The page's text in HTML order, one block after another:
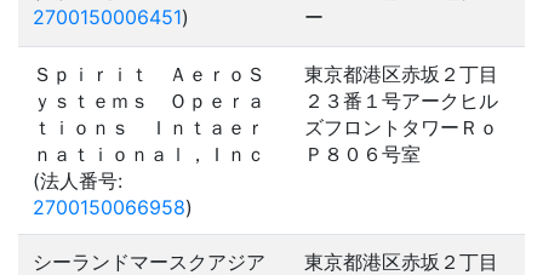
2700150006451)
ー
Ｓｐｉｒｉｔ ＡｅｒｏＳ
ｙｓｔｅｍｓ Ｏｐｅｒａ
ｔｉｏｎｓ Ｉｎｔａｅｒ
ｎａｔｉｏｎａｌ，Ｉｎｃ
(法人番号:
2700150066958)
東京都港区赤坂２丁目
２３番１号アークヒル
ズフロントタワーＲｏ
Ｐ８０６号室
シーランドマースクアジア
東京都港区赤坂２丁目